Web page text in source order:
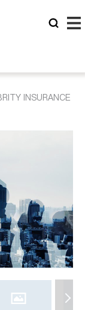
INSURANCE